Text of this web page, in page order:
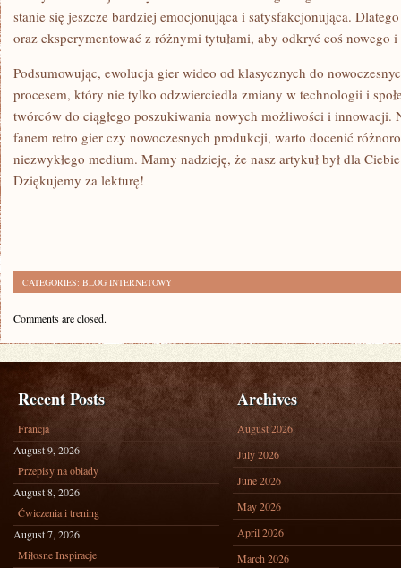
stanie się ⁣jeszcze⁣ bardziej emocjonująca i ‍satysfakcjonująca.‍
oraz eksperymentować ‍z różnymi tytułami, aby odkryć coś nowego
Podsumowując, ewolucja gier wideo od klasycznych do
procesem,‌ który nie tylko odzwierciedla‍ zmiany w technologii i
twórców do ciągłego‍ poszukiwania nowych możliwości i innowacji.⁢
‍fanem retro⁤ gier⁢ czy⁤ nowoczesnych produkcji, warto‍ docenić
niezwykłego medium. Mamy nadzieję, że ⁤nasz artykuł był dla​
Dziękujemy⁢ za​ lekturę!
CATEGORIES: BLOG INTERNETOWY
Comments are closed.
Recent Posts
Francja
August 9, 2026
Przepisy na obiady
August 8, 2026
Ćwiczenia i trening
August 7, 2026
Miłosne Inspiracje
Archives
August 2026
July 2026
June 2026
May 2026
April 2026
March 2026